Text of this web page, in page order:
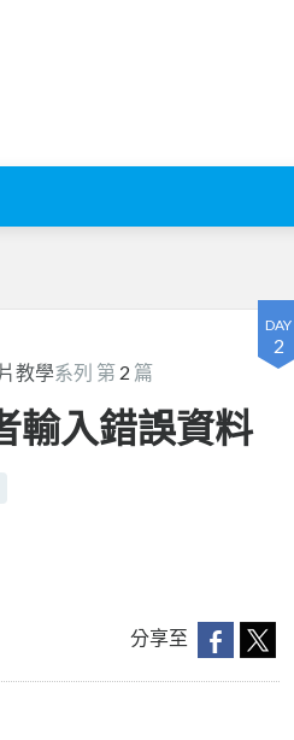
DAY
2
教學系列 第 2 篇
輸入錯誤資料
分享至